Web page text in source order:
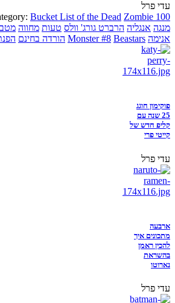
עדי פרל
Bucket List of the Dead Zombie 100
מנגה אנגליה הרברט גורג' וולס טעות מחווה
אנימה
Monster #8 Beastars הורדה בחינם
פוקימון חוגג
25 שנה עם
קליפ חדש של
קייטי פרי
עדי פרל
ארבעה
מתכונים איך
להכין ראמן
בהשראת
נארוטו
עדי פרל